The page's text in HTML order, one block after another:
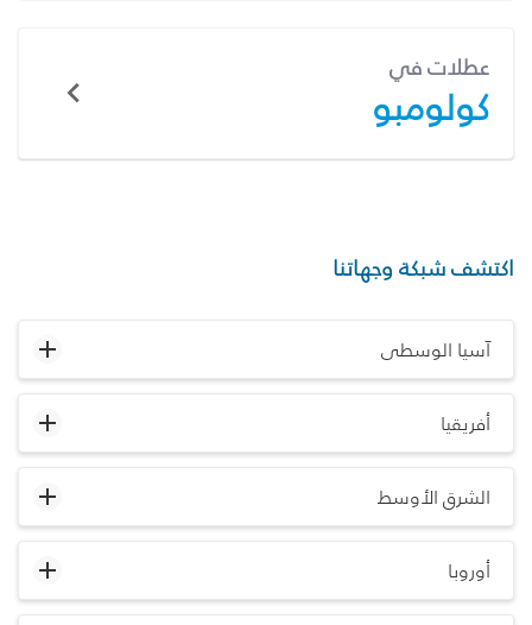
عطلات في
كولومبو
اكتشف شبكة وجهاتنا
آسيا الوسطى
أفريقيا
الشرق الأوسط
أوروبا